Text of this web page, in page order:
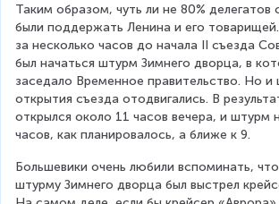
Таким образом, чуть ли не 80% делегатов
были поддержать Ленина и его
за несколько часов до начала II съезда
был начаться штурм Зимнего дворца, в
заседало Временное правительство. Но
открытия съезда отодвигались. В
открылся около 11 часов вечера, и штурм
часов, как планировалось, а ближе к 9.
Большевики очень любили вспоминать,
штурму Зимнего дворца был выстрел